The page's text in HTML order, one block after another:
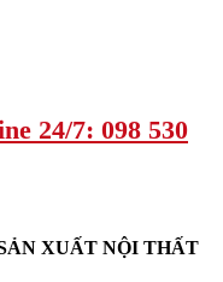
24/7: 098 530
XUẤT NỘI THẤT